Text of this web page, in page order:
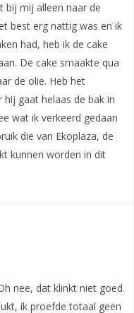
bij mij alleen naar de
best erg nattig was en ik
had, heb ik de cake
De cake smaakte qua
de olie. Heb het
gaat helaas de bak in
wat ik verkeerd gedaan
die van Ekoplaza, de
kunnen worden in dit
nee, dat klinkt niet goed.
ik proefde totaal geen